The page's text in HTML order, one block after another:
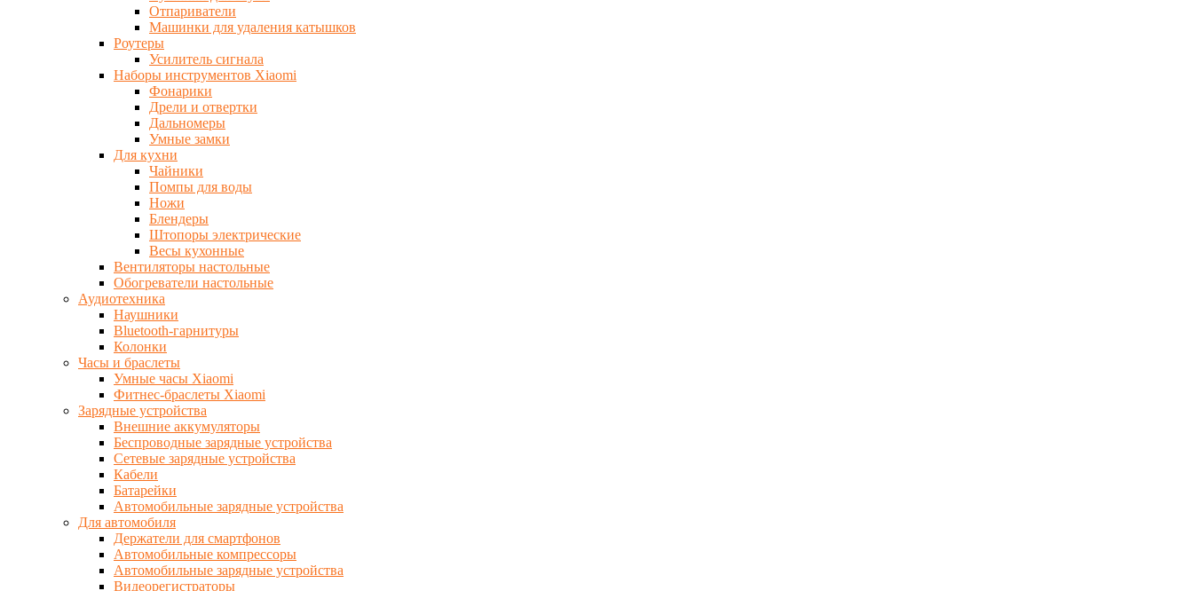
Отпариватели
Машинки для удаления катышков
Роутеры
Усилитель сигнала
Наборы инструментов Xiaomi
Фонарики
Дрели и отвертки
Дальномеры
Умные замки
Для кухни
Чайники
Помпы для воды
Ножи
Блендеры
Штопоры электрические
Весы кухонные
Вентиляторы настольные
Обогреватели настольные
Аудиотехника
Наушники
Bluetooth-гарнитуры
Колонки
Часы и браслеты
Умные часы Xiaomi
Фитнес-браслеты Xiaomi
Зарядные устройства
Внешние аккумуляторы
Беспроводные зарядные устройства
Сетевые зарядные устройства
Кабели
Батарейки
Автомобильные зарядные устройства
Для автомобиля
Держатели для смартфонов
Автомобильные компрессоры
Автомобильные зарядные устройства
Видеорегистраторы